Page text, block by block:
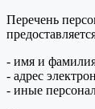
Перечень
- имя и
- адрес
- иные